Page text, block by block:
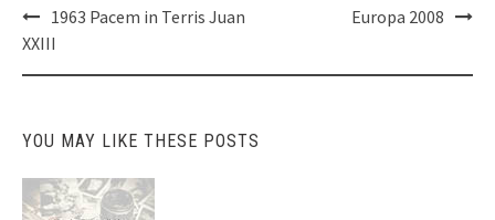
Post
navigation
1963 Pacem in Terris Juan
XXIII
Europa 2008
YOU MAY LIKE THESE POSTS